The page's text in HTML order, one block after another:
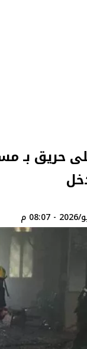
حريق بـ